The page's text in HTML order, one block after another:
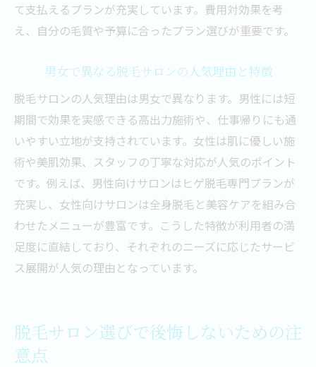
て支払えるプランが充実しています。費用対効果を考
え、自分の毛質や予算に合ったプラン選びが重要です。
男女で異なる脱毛サロンの人気理由と特徴
脱毛サロンの人気理由は男女で異なります。男性には短
期間で効果を実感できる高出力施術や、仕事帰りにも通
いやすい立地が支持されています。女性は肌に優しい施
術や美肌効果、スタッフの丁寧な対応が人気のポイント
です。例えば、男性向けサロンはヒゲ脱毛専門プランが
充実し、女性向けサロンは全身脱毛と美容ケアを組み合
わせたメニューが豊富です。こうした特徴が利用者の満
足度に直結しており、それぞれのニーズに応じたサービ
ス展開が人気の理由となっています。
脱毛サロン選びで後悔しないための注
意点